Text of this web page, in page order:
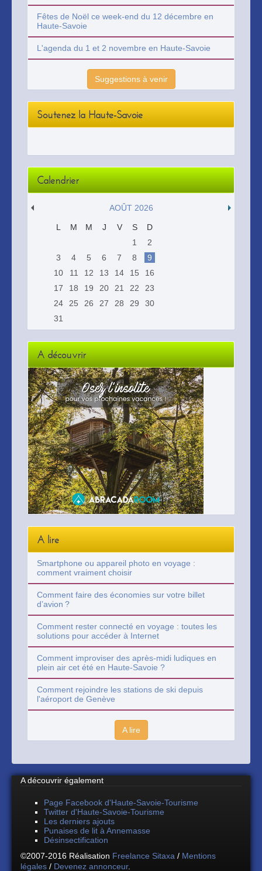
Fêtes de Noël ce week-end du 12 décembre en
Haute-Savoie
L'agenda du 1 et 2 novembre en Haute-Savoie
Suggestions à venir
Soutenez la Haute-Savoie
Calendrier
AOÛT 2026
L M M J V S
D
1
2
3
4 5 6 7 8
9
10
11 12 13 14 15
16
17
18 19 20 21 22
23
24
25 26 27 28 29
30
31
A découvrir
A lire
Smartphone ou appareil photo en voyage :
comment vraiment choisir
Comment faire des économies sur votre billet
d’avion ?
Comment rester connecté en voyage : toutes les
solutions pour accéder à Internet
Comment improviser des après-midi ludiques en
plein air cet été en Haute-Savoie ?
Comment rejoindre les stations de ski depuis
l'aéroport de Genève
A lire
A découvrir également
Page Facebook d'Haute-Savoie-Tourisme
Twitter d'Haute-Savoie-Tourisme
Les derniers ajouts
Punaises de lit à Annemasse
Désinsectification
©2007-2016 Réalisation Freelance Sitaxa / Mentions
légales / Devenez annonceur.